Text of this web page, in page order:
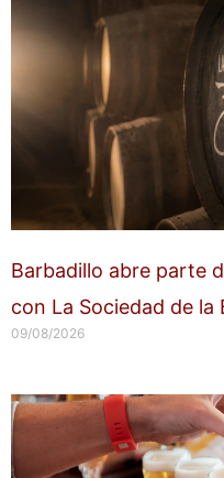
Barbadillo abre parte
con La Sociedad de la
09/08/2026